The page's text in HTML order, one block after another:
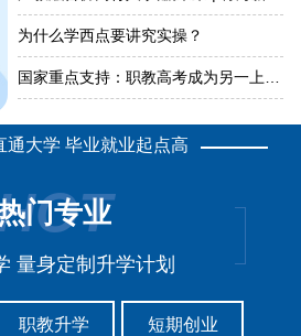
为什么学西点要讲究实操？
国家重点支持：职教高考成为另一上大学主渠道，让...
通大学 毕业就业起点高
门专业
量身定制升学计划
职教升学 短期创业